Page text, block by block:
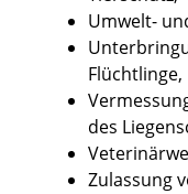
Umwelt-
Flüchtlinge,
des
Zulassung